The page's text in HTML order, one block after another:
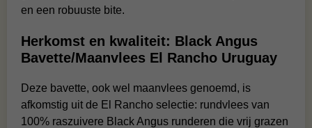
en een robuuste bite.
Herkomst en kwaliteit: Black Angus
Bavette/Maanvlees El Rancho Uruguay
Deze bavette, ook wel maanvlees genoemd, is
afkomstig uit de El Rancho selectie: rundvlees van
100% raszuivere Black Angus runderen die vrij grazen